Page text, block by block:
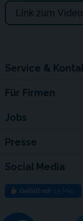
Link zum Video
Service &
Für Firmen
Jobs
Presse
Social Media